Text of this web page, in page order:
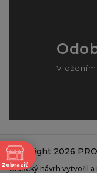
Copyright 2026
Grafický návrh vytvořil a
Zobraziť